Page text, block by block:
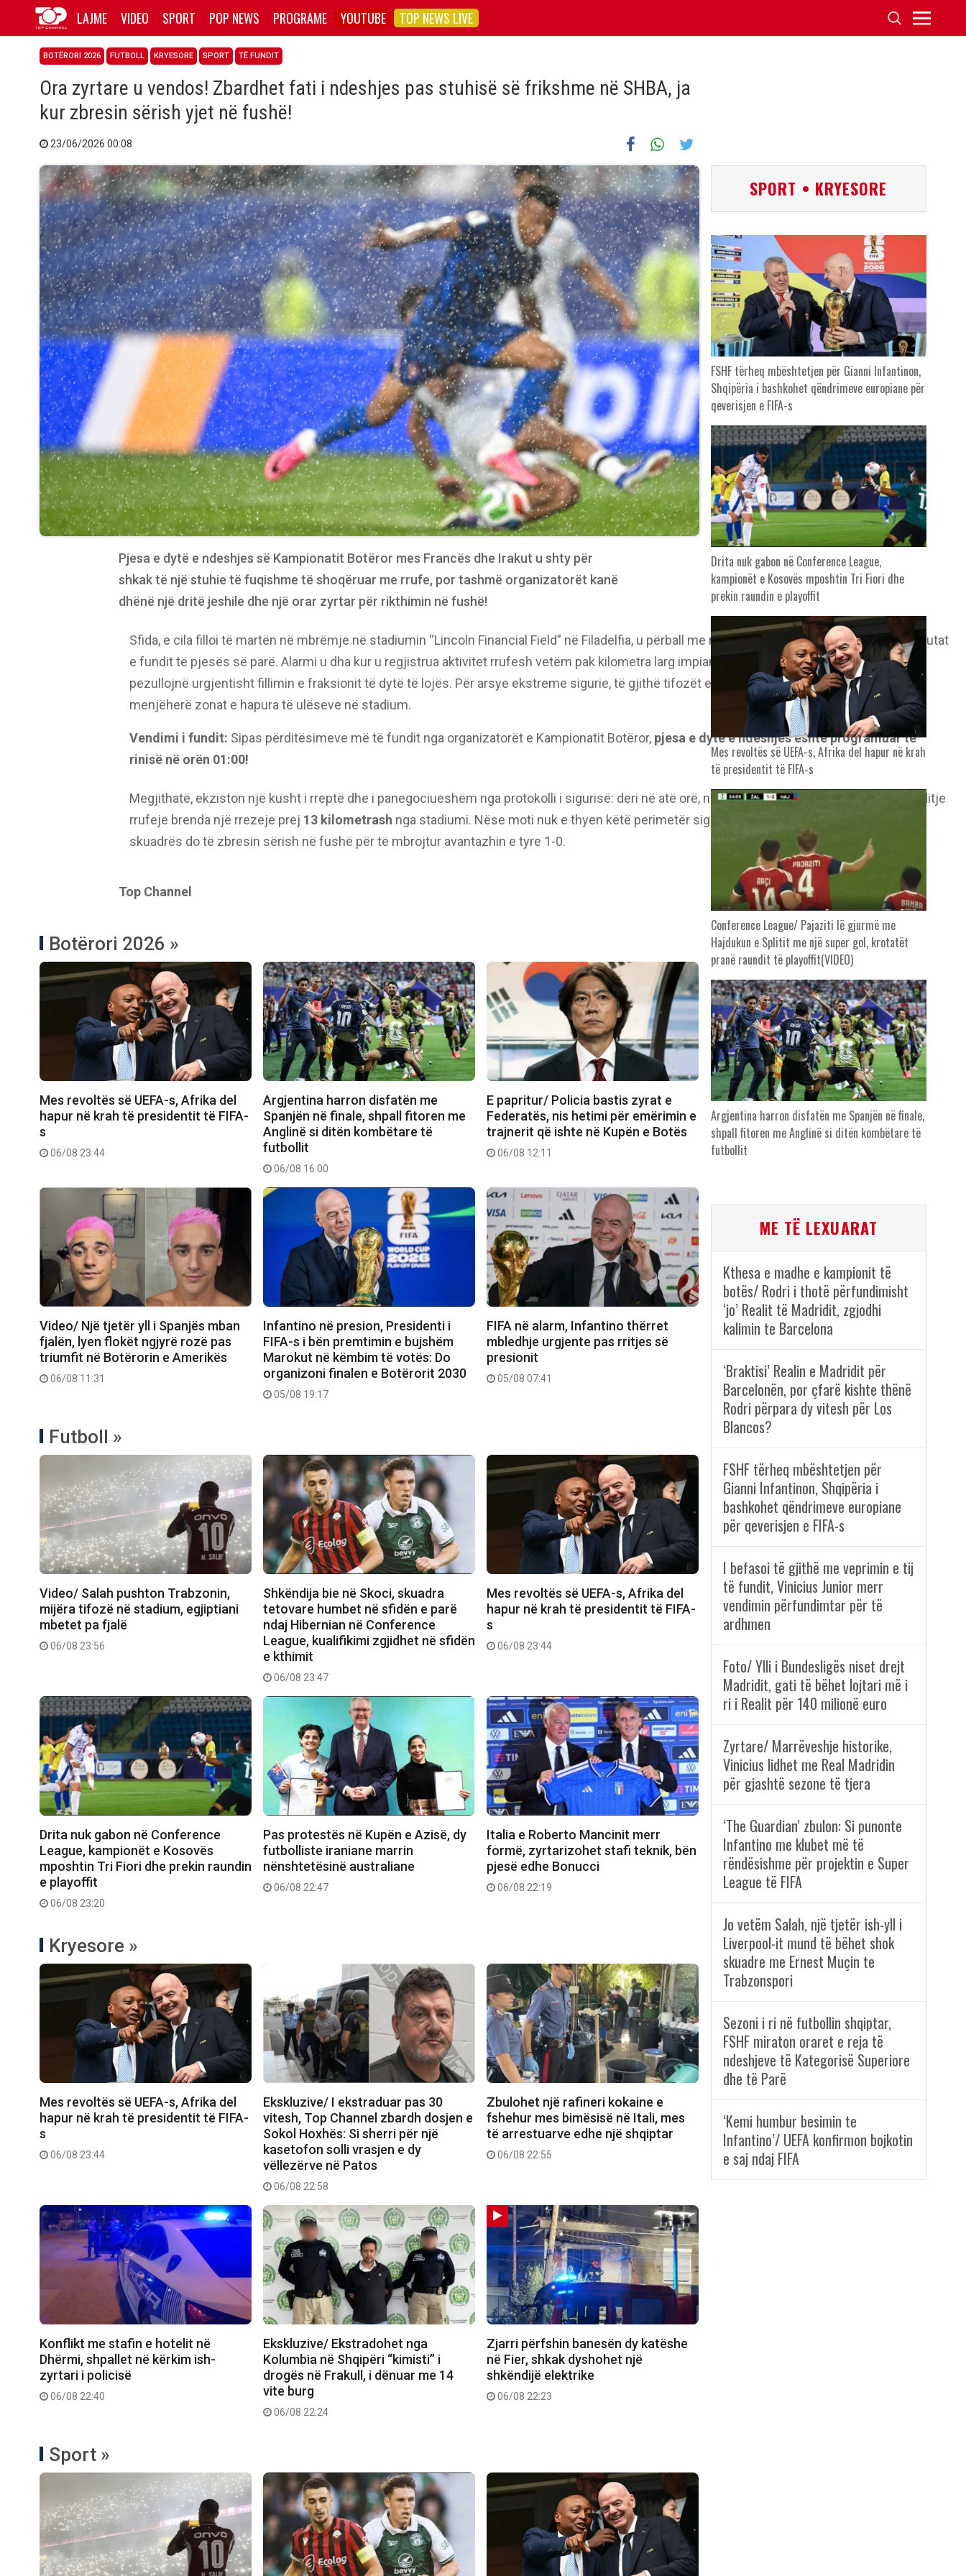
LAJME VIDEO SPORT POP NEWS PROGRAME YOUTUBE TOP NEWS LIVE
BOTËRORI 2026 FUTBOLL KRYESORE SPORT TË FUNDIT
Ora zyrtare u vendos! Zbardhet fati i ndeshjes pas stuhisë së frikshme në SHBA, ja
kur zbresin sërish yjet në fushë!
23/06/2026 00:08
Pjesa e dytë e ndeshjes së Kampionatit Botëror mes Francës dhe Irakut u shty për
shkak të një stuhie të fuqishme të shoqëruar me rrufe, por tashmë organizatorët kanë
dhënë një dritë jeshile dhe një orar zyrtar për rikthimin në fushë!
Sfida, e cila filloi të martën në mbrëmje në stadiumin “Lincoln Financial Field” në Filadelfia, u përball me rrebeshe të forta shiu pikërisht në minutat
e fundit të pjesës së parë. Alarmi u dha kur u regjistrua aktivitet rrufesh vetëm pak kilometra larg impiantit sportiv, duke detyruar arbitrat të
pezullojnë urgjentisht fillimin e fraksionit të dytë të lojës. Për arsye ekstreme sigurie, të gjithë tifozët e pranishëm u udhëzuan të braktisin
menjëherë zonat e hapura të ulëseve në stadium.
Vendimi i fundit: Sipas përditësimeve më të fundit nga organizatorët e Kampionatit Botëror, pjesa e dytë e ndeshjes është programuar të
rinisë në orën 01:00!
Megjithatë, ekziston një kusht i rreptë dhe i panegociueshëm nga protokolli i sigurisë: deri në atë orë, nuk duhet të ketë absolutisht asnjë goditje
rrufeje brenda një rrezeje prej 13 kilometrash nga stadiumi. Nëse moti nuk e thyen këtë perimetër sigurie, Kylian Mbappe dhe shokët e tij të
skuadrës do të zbresin sërish në fushë për të mbrojtur avantazhin e tyre 1-0.
Top Channel
Botërori 2026 »
Mes revoltës së UEFA-s, Afrika del
hapur në krah të presidentit të FIFA-
s
06/08 23:44
Argjentina harron disfatën me
Spanjën në finale, shpall fitoren me
Anglinë si ditën kombëtare të
futbollit
06/08 16:00
E papritur/ Policia bastis zyrat e
Federatës, nis hetimi për emërimin e
trajnerit që ishte në Kupën e Botës
06/08 12:11
Video/ Një tjetër yll i Spanjës mban
fjalën, lyen flokët ngjyrë rozë pas
triumfit në Botërorin e Amerikës
06/08 11:31
Infantino në presion, Presidenti i
FIFA-s i bën premtimin e bujshëm
Marokut në këmbim të votës: Do
organizoni finalen e Botërorit 2030
05/08 19:17
FIFA në alarm, Infantino thërret
mbledhje urgjente pas rritjes së
presionit
05/08 07:41
Futboll »
Video/ Salah pushton Trabzonin,
mijëra tifozë në stadium, egjiptiani
mbetet pa fjalë
06/08 23:56
Shkëndija bie në Skoci, skuadra
tetovare humbet në sfidën e parë
ndaj Hibernian në Conference
League, kualifikimi zgjidhet në sfidën
e kthimit
06/08 23:47
Mes revoltës së UEFA-s, Afrika del
hapur në krah të presidentit të FIFA-
s
06/08 23:44
Drita nuk gabon në Conference
League, kampionët e Kosovës
mposhtin Tri Fiori dhe prekin raundin
e playoffit
06/08 23:20
Pas protestës në Kupën e Azisë, dy
futbolliste iraniane marrin
nënshtetësinë australiane
06/08 22:47
Italia e Roberto Mancinit merr
formë, zyrtarizohet stafi teknik, bën
pjesë edhe Bonucci
06/08 22:19
Kryesore »
Mes revoltës së UEFA-s, Afrika del
hapur në krah të presidentit të FIFA-
s
06/08 23:44
Ekskluzive/ I ekstraduar pas 30
vitesh, Top Channel zbardh dosjen e
Sokol Hoxhës: Si sherri për një
kasetofon solli vrasjen e dy
vëllezërve në Patos
06/08 22:58
Zbulohet një rafineri kokaine e
fshehur mes bimësisë në Itali, mes
të arrestuarve edhe një shqiptar
06/08 22:55
Konflikt me stafin e hotelit në
Dhërmi, shpallet në kërkim ish-
zyrtari i policisë
06/08 22:40
Ekskluzive/ Ekstradohet nga
Kolumbia në Shqipëri “kimisti” i
drogës në Frakull, i dënuar me 14
vite burg
06/08 22:24
Zjarri përfshin banesën dy katëshe
në Fier, shkak dyshohet një
shkëndijë elektrike
06/08 22:23
Sport »
SPORT • KRYESORE
FSHF tërheq mbështetjen për Gianni Infantinon,
Shqipëria i bashkohet qëndrimeve europiane për
qeverisjen e FIFA-s
Drita nuk gabon në Conference League,
kampionët e Kosovës mposhtin Tri Fiori dhe
prekin raundin e playoffit
Mes revoltës së UEFA-s, Afrika del hapur në krah
të presidentit të FIFA-s
Conference League/ Pajaziti lë gjurmë me
Hajdukun e Splitit me një super gol, krotatët
pranë raundit të playoffit(VIDEO)
Argjentina harron disfatën me Spanjën në finale,
shpall fitoren me Anglinë si ditën kombëtare të
futbollit
ME TË LEXUARAT
Kthesa e madhe e kampionit të
botës/ Rodri i thotë përfundimisht
‘jo’ Realit të Madridit, zgjodhi
kalimin te Barcelona
‘Braktisi’ Realin e Madridit për
Barcelonën, por çfarë kishte thënë
Rodri përpara dy vitesh për Los
Blancos?
FSHF tërheq mbështetjen për
Gianni Infantinon, Shqipëria i
bashkohet qëndrimeve europiane
për qeverisjen e FIFA-s
I befasoi të gjithë me veprimin e tij
të fundit, Vinicius Junior merr
vendimin përfundimtar për të
ardhmen
Foto/ Ylli i Bundesligës niset drejt
Madridit, gati të bëhet lojtari më i
ri i Realit për 140 milionë euro
Zyrtare/ Marrëveshje historike,
Vinicius lidhet me Real Madridin
për gjashtë sezone të tjera
‘The Guardian’ zbulon: Si punonte
Infantino me klubet më të
rëndësishme për projektin e Super
League të FIFA
Jo vetëm Salah, një tjetër ish-yll i
Liverpool-it mund të bëhet shok
skuadre me Ernest Muçin te
Trabzonspori
Sezoni i ri në futbollin shqiptar,
FSHF miraton oraret e reja të
ndeshjeve të Kategorisë Superiore
dhe të Parë
‘Kemi humbur besimin te
Infantino’/ UEFA konfirmon bojkotin
e saj ndaj FIFA